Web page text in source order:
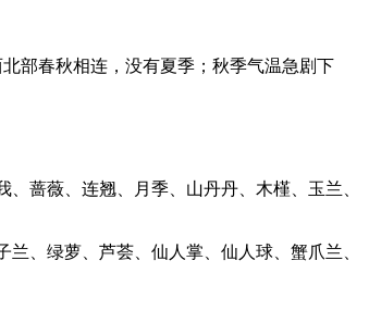
部春秋相连，没有夏季；秋季气温急剧下
蔷薇、连翘、月季、山丹丹、木槿、玉兰、
、绿萝、芦荟、仙人掌、仙人球、蟹爪兰、